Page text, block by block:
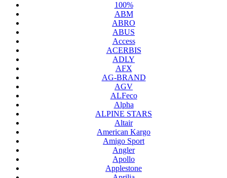
100%
ABM
ABRO
ABUS
Access
ACERBIS
ADLY
AFX
AG-BRAND
AGV
ALFeco
Alpha
ALPINE STARS
Altair
American Kargo
Amigo Sport
Angler
Apollo
Applestone